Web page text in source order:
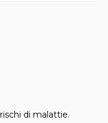
di malattie.